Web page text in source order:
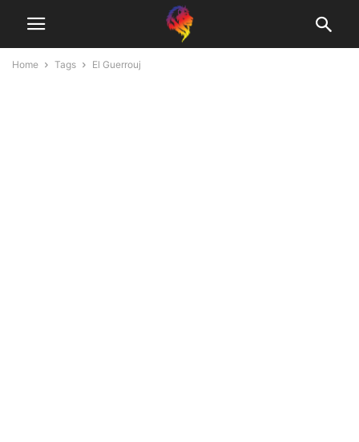
Home Tags El Guerrouj